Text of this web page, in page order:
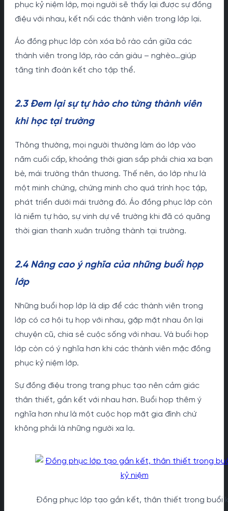
phục kỷ niệm lớp, mọi người sẽ thấy lại được sự đồng
điệu với nhau, kết nối các thành viên trong lớp lại.
Áo đồng phục lớp còn xóa bỏ rào cản giữa các
thành viên trong lớp, rào cản giàu – nghèo…giúp
tăng tính đoàn kết cho tập thể.
2.3 Đem lại sự tự hào cho từng thành viên
khi học tại trường
Thông thường, mọi người thường làm áo lớp vào
năm cuối cấp, khoảng thời gian sắp phải chia xa bạn
bè, mái trường thân thương. Thế nên, áo lớp như là
một minh chứng, chứng minh cho quá trình học tập,
phát triển dưới mái trường đó. Áo đồng phục lớp còn
là niềm tự hào, sự vinh dự về trường khi đã có quãng
thời gian thanh xuân trưởng thành tại trường.
2.4 Nâng cao ý nghĩa của những buổi họp
lớp
Những buổi họp lớp là dịp để các thành viên trong
lớp có cơ hội tụ họp với nhau, gặp mặt nhau ôn lại
chuyện cũ, chia sẻ cuộc sống với nhau. Và buổi họp
lớp còn có ý nghĩa hơn khi các thành viên mặc đồng
phục kỷ niệm lớp.
Sự đồng điệu trong trang phục tạo nên cảm giác
thân thiết, gắn kết với nhau hơn. Buổi họp thêm ý
nghĩa hơn như là một cuộc họp mặt gia đình chứ
không phải là những người xa lạ.
Đồng phục lớp tạo gắn kết, thân thiết trong buổi